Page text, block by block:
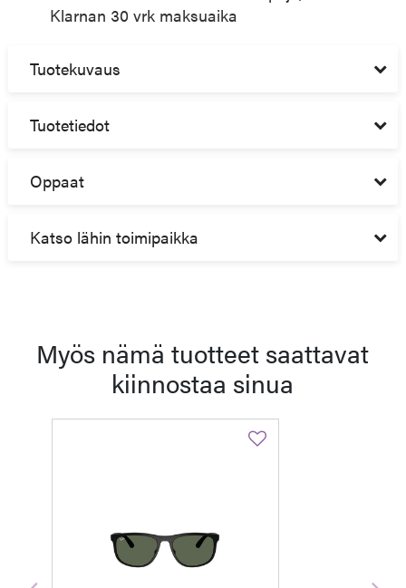
Klarnan 30 vrk maksuaika
Tuotekuvaus
Tuotetiedot
Oppaat
Katso lähin toimipaikka
Myös nämä tuotteet saattavat
kiinnostaa sinua